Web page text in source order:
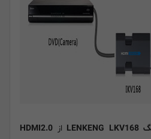
از HDMI2.0